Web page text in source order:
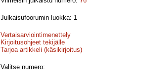
Julkaisufoorumin luokka: 1
Vertaisarviointimenettely
Kirjoitusohjeet tekijälle
Tarjoa artikkeli (käsikirjoitus)
Valitse numero: